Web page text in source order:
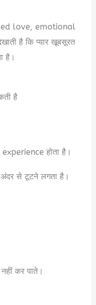
love, emotional
है कि प्यार खूबसूरत
है।
है
होता है।
से टूटने लगता है।
कर पाते।